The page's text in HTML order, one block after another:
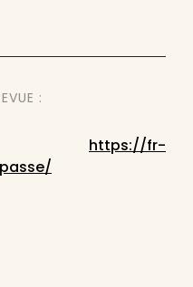
:
: https://fr-